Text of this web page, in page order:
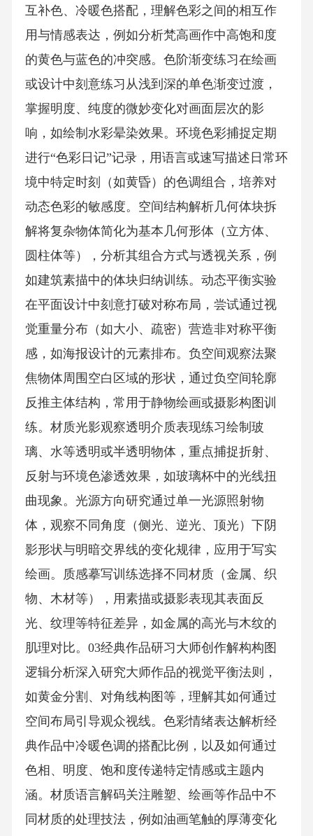
互补色、冷暖色搭配，理解色彩之间的相互作
用与情感表达，例如分析梵高画作中高饱和度
的黄色与蓝色的冲突感。色阶渐变练习在绘画
或设计中刻意练习从浅到深的单色渐变过渡，
掌握明度、纯度的微妙变化对画面层次的影
响，如绘制水彩晕染效果。环境色彩捕捉定期
进行“色彩日记”记录，用语言或速写描述日常环
境中特定时刻（如黄昏）的色调组合，培养对
动态色彩的敏感度。空间结构解析几何体块拆
解将复杂物体简化为基本几何形体（立方体、
圆柱体等），分析其组合方式与透视关系，例
如建筑素描中的体块归纳训练。动态平衡实验
在平面设计中刻意打破对称布局，尝试通过视
觉重量分布（如大小、疏密）营造非对称平衡
感，如海报设计的元素排布。负空间观察法聚
焦物体周围空白区域的形状，通过负空间轮廓
反推主体结构，常用于静物绘画或摄影构图训
练。材质光影观察透明介质表现练习绘制玻
璃、水等透明或半透明物体，重点捕捉折射、
反射与环境色渗透效果，如玻璃杯中的光线扭
曲现象。光源方向研究通过单一光源照射物
体，观察不同角度（侧光、逆光、顶光）下阴
影形状与明暗交界线的变化规律，应用于写实
绘画。质感摹写训练选择不同材质（金属、织
物、木材等），用素描或摄影表现其表面反
光、纹理等特征差异，如金属的高光与木纹的
肌理对比。03经典作品研习大师创作解构构图
逻辑分析深入研究大师作品的视觉平衡法则，
如黄金分割、对角线构图等，理解其如何通过
空间布局引导观众视线。色彩情绪表达解析经
典作品中冷暖色调的搭配比例，以及如何通过
色相、明度、饱和度传递特定情感或主题内
涵。材质语言解码关注雕塑、绘画等作品中不
同材质的处理技法，例如油画笔触的厚薄变化